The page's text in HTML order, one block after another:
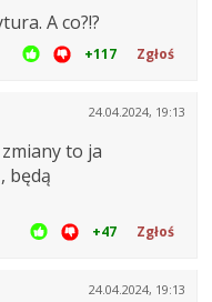
A co?!?
+117 Zgłoś
24.04.2024, 19:13
to ja
będą
+47 Zgłoś
24.04.2024, 19:13